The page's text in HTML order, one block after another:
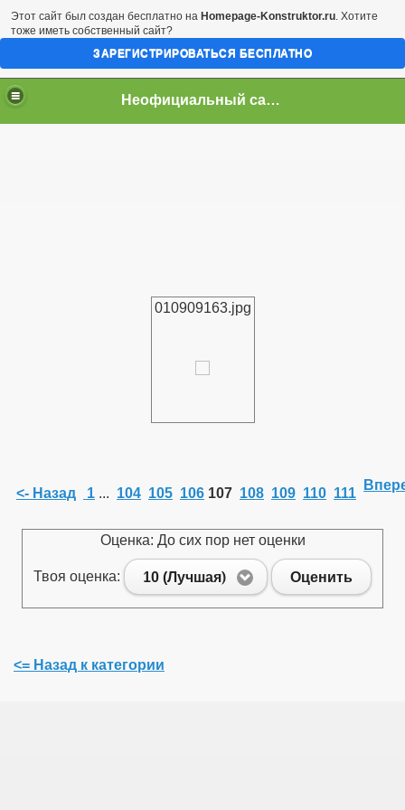
Неофициальный сайт город Арциз
010909163.jpg
<- Назад 1 ... 104 105 106 107 108 109 110 111
Оценка: До сих пор нет оценки
Твоя оценка: 10 (Лучшая) Оценить
<= Назад к категории
Этот сайт был создан бесплатно на Homepage-Konstruktor.ru. Хотите
тоже иметь собственный сайт?
ЗАРЕГИСТРИРОВАТЬСЯ БЕСПЛАТНО